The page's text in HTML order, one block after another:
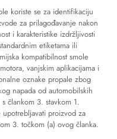
koriste se za identifikaciju
za prilagođavanje nakon
i karakteristike izdržljivosti
etiketama ili
kompatibilnost smole
vanjskim aplikacijama i
oznake propale zbog
napada od automobilskih
člankom 3. stavkom 1.
proizvod za
3. točkom (a) ovog članka.